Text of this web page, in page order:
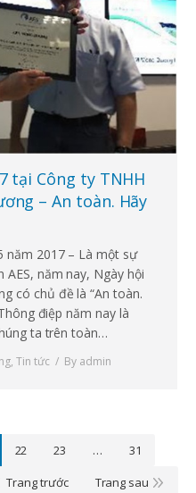
tại Công ty TNHH
– An toàn. Hãy
năm 2017 – Là một sự
năm nay, Ngày hội
có chủ đề là “An toàn.
điệp năm nay là
ta trên toàn…
, Tin tức By admin
22 23 …
31
Trang trước
Trang sau